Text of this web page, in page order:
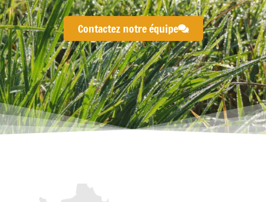
Contactez notre équipe